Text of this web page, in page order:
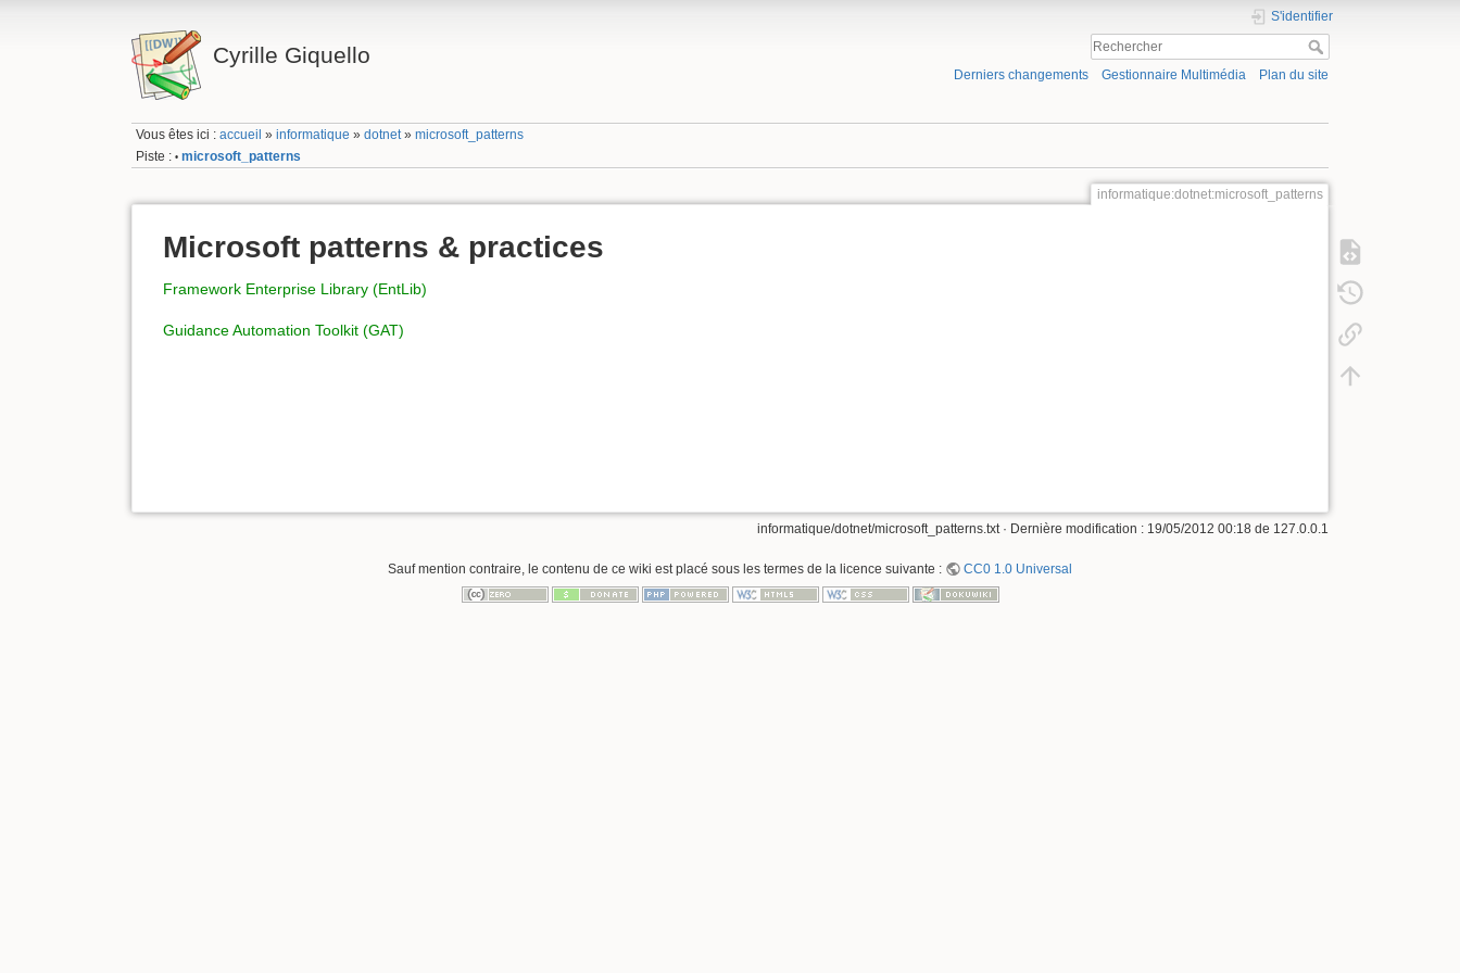
Cyrille Giquello
S'identifier
Derniers changements Gestionnaire Multimédia Plan du site
Vous êtes ici :accueil »informatique »dotnet»microsoft_patterns
Piste : • microsoft_patterns
informatique:dotnet:microsoft_patterns
Microsoft patterns & practices
Framework Enterprise Library (EntLib)
Guidance Automation Toolkit (GAT)
informatique/dotnet/microsoft_patterns.txt· Dernière modification : 19/05/2012 00:18 de 127.0.0.1
Sauf mention contraire, le contenu de ce wiki est placé sous les termes de la licence suivante : CC0 1.0 Universal